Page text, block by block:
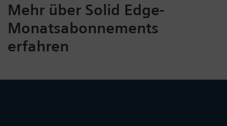
Mehr über Solid Edge-
Monatsabonnements
erfahren